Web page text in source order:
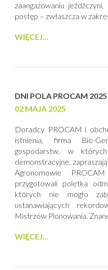
zaangażowaniu
postęp – zwłaszcza w
WIĘCEJ...
DNI POLA PROCAM 2025
02 MAJA 2025
Doradcy PROCAM i
istnienia, firma Bio-
gospodarstw, w
demonstracyjne,
Agronomowie
przygotowali poletka
których nie mogło
ustanawiających
Mistrzów Plonowania.
WIĘCEJ...